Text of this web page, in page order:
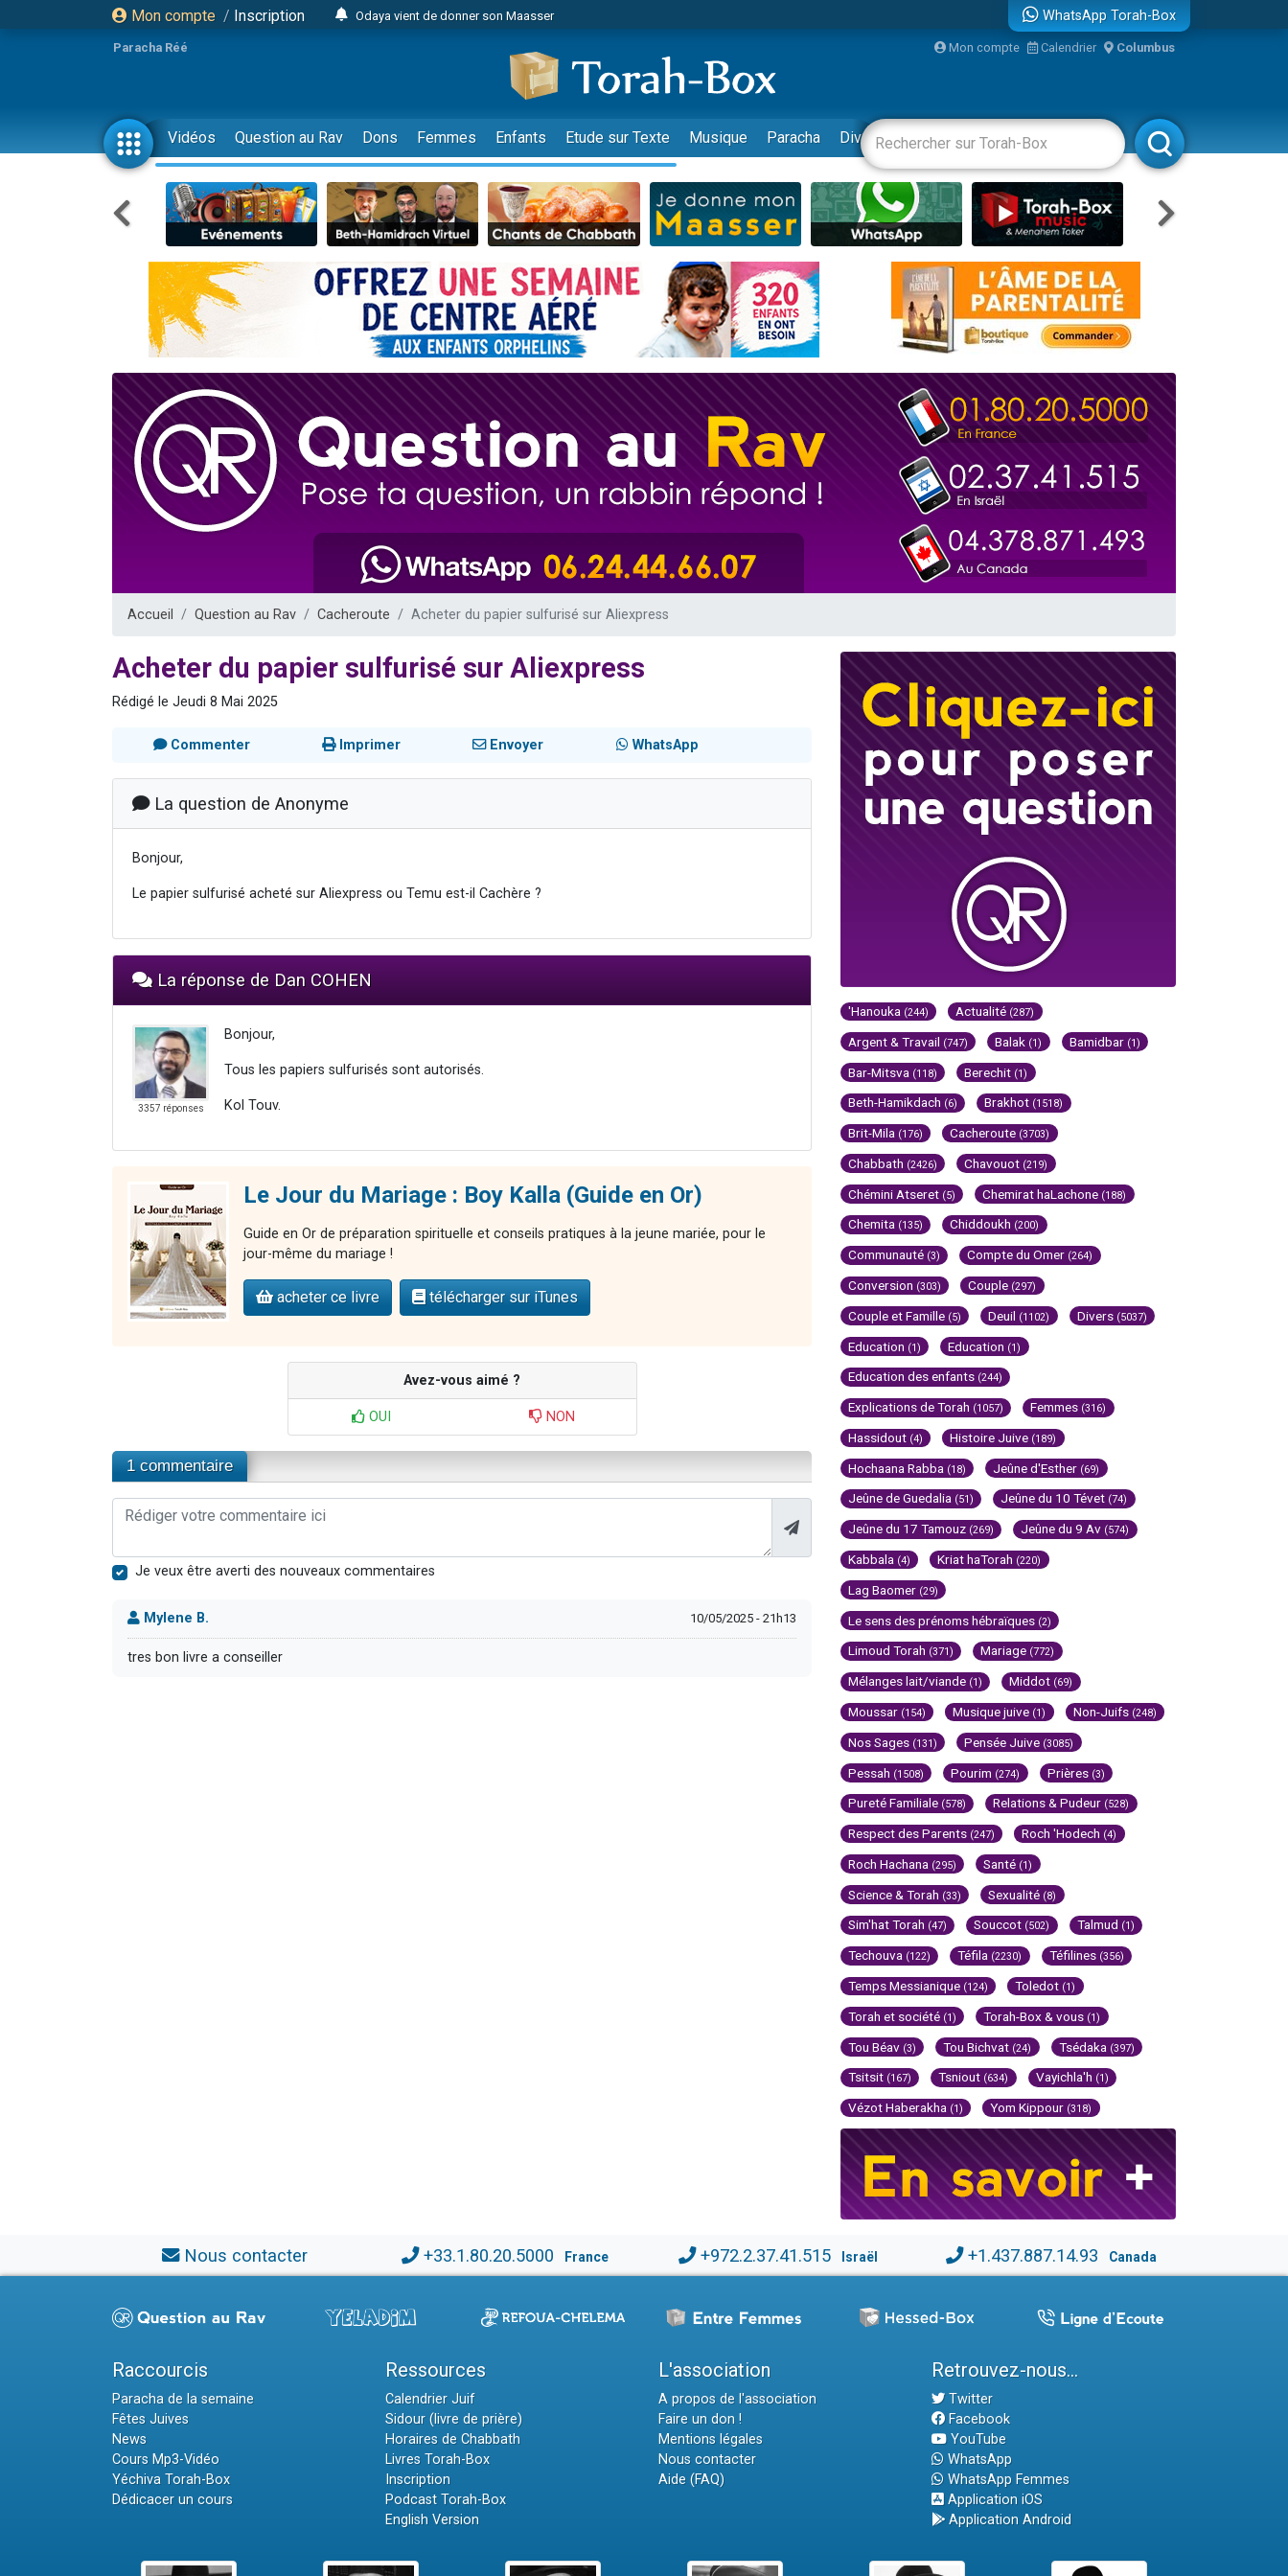
Mon compte / Inscription
Odaya vient de donner son Maasser
3 personnes viennent de faire un don pour Diane, 80 ans, dans un appartement insalubre
2 personnes viennent de nous rejoindre sur WhatsApp
13 personnes viennent de demander une bénédiction
12 nouvelles musiques dans Torah-Box Music
30 personnes viennent de faire un don pour Sauvez la jambe de Yohan
Il reste 49 places pour étudier en groupe sur Zoom
3 personnes viennent de nous rejoindre sur WhatsApp
2 personnes viennent de nous rejoindre sur WhatsApp
3 personnes viennent de nous rejoindre sur WhatsApp
2 nouvelles musiques dans Torah-Box Music
8 personnes viennent de faire un don pour Tsédaka : pauvres d'Israel
Nouvelle émission radio : Visions de grandeur n°104 : Le Chabbath et le Birkat Hamazone à travers le temps
61 personnes viennent de demander une bénédiction
Ariel vient de donner son Maasser
Nathaniel vient de donner son Maasser
6 personnes viennent de faire un don pour 5 enfants déjà orphelins risquent de perdre leur maman
3 personnes viennent de nous rejoindre sur WhatsApp
WhatsApp Torah-Box
Paracha Réé Mon compte Calendrier Columbus
Vidéos Question au Rav Dons Femmes Enfants Etude sur Texte Musique Paracha Divertissements Livres Rabbanim
Accueil Question au Rav Cacheroute Acheter du papier sulfurisé sur Aliexpress
Acheter du papier sulfurisé sur Aliexpress
Rédigé le Jeudi 8 Mai 2025
Commenter Imprimer Envoyer WhatsApp
La question de Anonyme
Bonjour,
Le papier sulfurisé acheté sur Aliexpress ou Temu est-il Cachère ?
La réponse de Dan COHEN
3357 réponses
Bonjour,
Tous les papiers sulfurisés sont autorisés.
Kol Touv.
Le Jour du Mariage : Boy Kalla (Guide en Or)
Guide en Or de préparation spirituelle et conseils pratiques à la jeune mariée, pour le
jour-même du mariage !
acheter ce livre télécharger sur iTunes
Avez-vous aimé ?
OUI NON
1 commentaire
Je veux être averti des nouveaux commentaires
Mylene B. 10/05/2025 - 21h13
tres bon livre a conseiller
'Hanouka (244) Actualité (287)
Argent & Travail (747) Balak (1) Bamidbar (1)
Bar-Mitsva (118) Berechit (1)
Beth-Hamikdach (6) Brakhot (1518)
Brit-Mila (176) Cacheroute (3703)
Chabbath (2426) Chavouot (219)
Chémini Atseret (5) Chemirat haLachone (188)
Chemita (135) Chiddoukh (200)
Communauté (3) Compte du Omer (264)
Conversion (303) Couple (297)
Couple et Famille (5) Deuil (1102) Divers (5037)
Education (1) Education (1)
Education des enfants (244)
Explications de Torah (1057) Femmes (316)
Hassidout (4) Histoire Juive (189)
Hochaana Rabba (18) Jeûne d'Esther (69)
Jeûne de Guedalia (51) Jeûne du 10 Tévet (74)
Jeûne du 17 Tamouz (269) Jeûne du 9 Av (574)
Kabbala (4) Kriat haTorah (220)
Lag Baomer (29)
Le sens des prénoms hébraïques (2)
Limoud Torah (371) Mariage (772)
Mélanges lait/viande (1) Middot (69)
Moussar (154) Musique juive (1) Non-Juifs (248)
Nos Sages (131) Pensée Juive (3085)
Pessah (1508) Pourim (274) Prières (3)
Pureté Familiale (578) Relations & Pudeur (528)
Respect des Parents (247) Roch 'Hodech (4)
Roch Hachana (295) Santé (1)
Science & Torah (33) Sexualité (8)
Sim'hat Torah (47) Souccot (502) Talmud (1)
Techouva (122) Téfila (2230) Téfilines (356)
Temps Messianique (124) Toledot (1)
Torah et société (1) Torah-Box & vous (1)
Tou Béav (3) Tou Bichvat (24) Tsédaka (397)
Tsitsit (167) Tsniout (634) Vayichla'h (1)
Vézot Haberakha (1) Yom Kippour (318)
Nous contacter +33.1.80.20.5000 France +972.2.37.41.515 Israël +1.437.887.14.93 Canada
Raccourcis
Paracha de la semaine
Fêtes Juives
News
Cours Mp3-Vidéo
Yéchiva Torah-Box
Dédicacer un cours
Ressources
Calendrier Juif
Sidour (livre de prière)
Horaires de Chabbath
Livres Torah-Box
Inscription
Podcast Torah-Box
English Version
L'association
A propos de l'association
Faire un don !
Mentions légales
Nous contacter
Aide (FAQ)
Retrouvez-nous...
Twitter
Facebook
YouTube
WhatsApp
WhatsApp Femmes
Application iOS
Application Android